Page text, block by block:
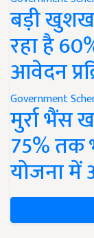
बड़ी
रहा है
आवेदन
Government
मुर्रा भैंस
75% तक
योजना